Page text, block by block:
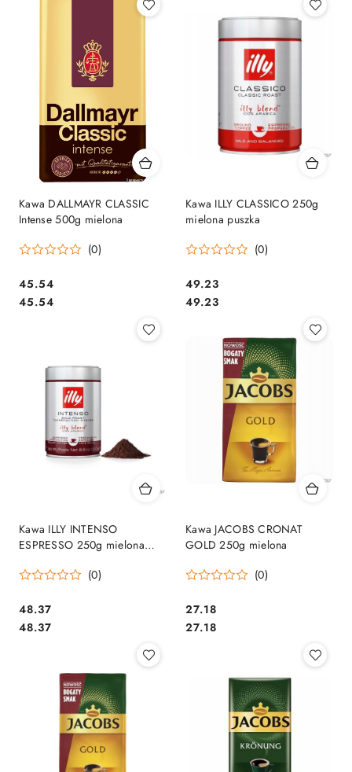
Kawa DALLMAYR CLASSIC
Intense 500g mielona
(0)
Cena:
45.54
Cena:
45.54
Kawa ILLY CLASSICO 250g
mielona puszka
(0)
Cena:
49.23
Cena:
49.23
Kawa ILLY INTENSO
ESPRESSO 250g mielona
(0)
Cena:
48.37
Cena:
48.37
Kawa JACOBS CRONAT
GOLD 250g mielona
(0)
Cena:
27.18
Cena:
27.18